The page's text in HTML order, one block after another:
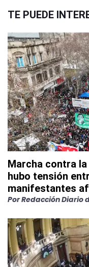
TE PUEDE
Marcha contra
hubo tensión
manifestantes
PorRedacción Diario